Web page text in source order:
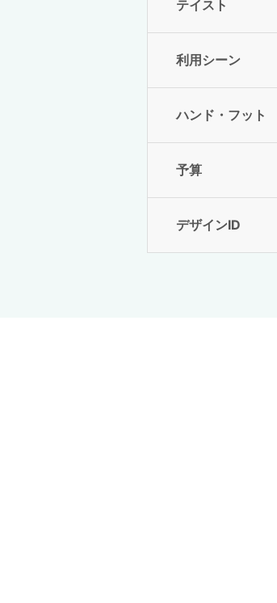
テイスト
利用シーン
ハンド・フット
予算
デザインID